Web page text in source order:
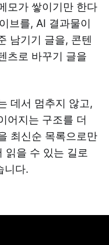
모가 쌓이기만 한다
브를, AI 결과물이
남기기 글을, 콘텐
츠로 바꾸기 글을
데서 멈추지 않고,
어지는 구조를 더
최신순 목록으로만
읽을 수 있는 길로
니다.